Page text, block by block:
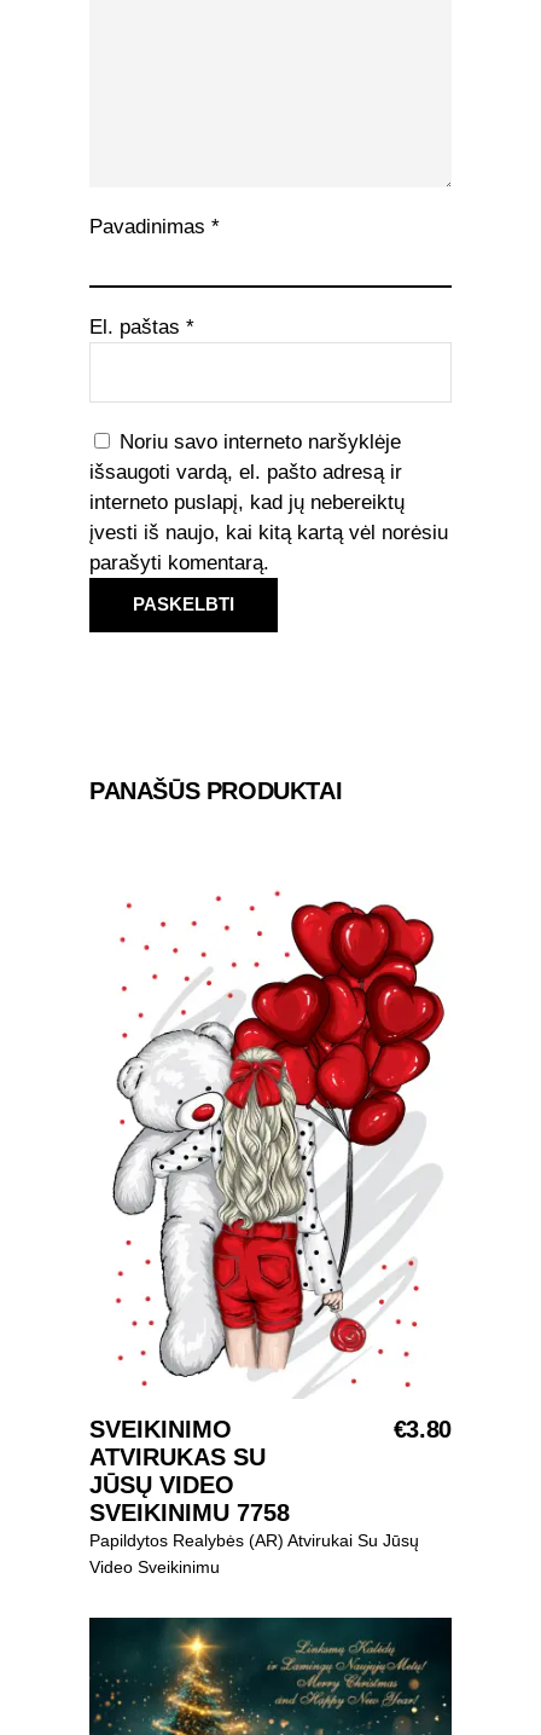
Pavadinimas *
El. paštas *
Noriu savo interneto naršyklėje
išsaugoti vardą, el. pašto adresą ir
interneto puslapį, kad jų nebereiktų
įvesti iš naujo, kai kitą kartą vėl norėsiu
parašyti komentarą.
PANAŠŪS PRODUKTAI
Į KREPŠELĮ
SVEIKINIMO
ATVIRUKAS SU
JŪSŲ VIDEO
SVEIKINIMU 7758
€3.80
Papildytos Realybės (AR) Atvirukai Su Jūsų
Video Sveikinimu